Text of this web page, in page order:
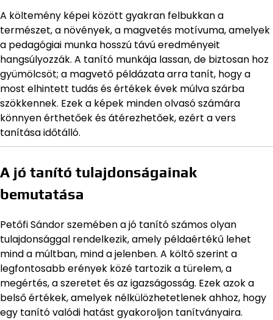
A költemény képei között gyakran felbukkan a
természet, a növények, a magvetés motívuma, amelyek
a pedagógiai munka hosszú távú eredményeit
hangsúlyozzák. A tanító munkája lassan, de biztosan hoz
gyümölcsöt; a magvető példázata arra tanít, hogy a
most elhintett tudás és értékek évek múlva szárba
szökkennek. Ezek a képek minden olvasó számára
könnyen érthetőek és átérezhetőek, ezért a vers
tanítása időtálló.
A jó tanító tulajdonságainak
bemutatása
Petőfi Sándor szemében a jó tanító számos olyan
tulajdonsággal rendelkezik, amely példaértékű lehet
mind a múltban, mind a jelenben. A költő szerint a
legfontosabb erények közé tartozik a türelem, a
megértés, a szeretet és az igazságosság. Ezek azok a
belső értékek, amelyek nélkülözhetetlenek ahhoz, hogy
egy tanító valódi hatást gyakoroljon tanítványaira.